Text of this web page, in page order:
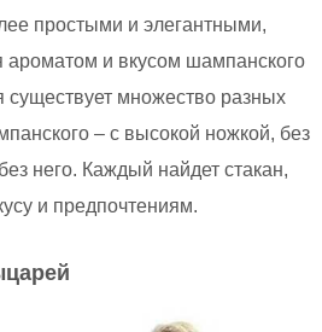
простыми и элегантными,
ароматом и вкусом шампанского
множество разных
– с высокой ножкой, без
него. Каждый найдет стакан,
и предпочтениям.